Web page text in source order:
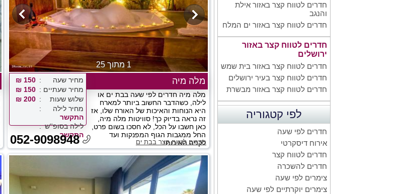
חדרים לטווח קצר באזור אילת
והנגב
חדרים לטווח קצר באזור ים המלח
חדרים לטווח קצר באזור
ירושלים
חדרים לטווח קצר באזור בית שמש
חדרים לטווח קצר בעיר ירושלים
חדרים לטווח קצר באזור מבשרת
לפי קטגוריה
חדרים לפי שעה
אירוח דיסקרטי
חדרים לטווח קצר
חדרים להשכרה
צימרים לפי שעה
צימרים יוקרתיים לפי שעה
1 מתוך 25
מלה מיה
מלה מיה חדרים לפי שעה בבת ים או
לילה, כשהדבר החשוב ביותר למארח
היא הנוחות והאיכות של האורח שלו, אז
זה נראה בדיוק כך! סוויטות מלה מיה,
כאן חשבו על הכל, לא חסכו בשום פרט,
החל ממגבות הגוף המפנקות ועד
לקפה האיכותי....
חדרים לטווח קצר בבת ים
מחיר שעה
150 ₪
מחיר שעתיים
150 ₪
שלוש שעות
200 ₪
מחיר לילה
התקשר
לילה בסופ''ש
התקשר
052-9098948